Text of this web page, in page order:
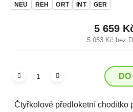
NEU REH ORT INT GER
5 053 Kč bez
5 659
Čtyřkolové předloketní chodítko